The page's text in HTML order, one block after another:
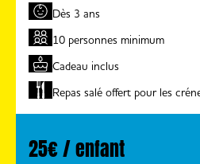
Dès 3 ans
10 personnes minimum
Cadeau inclus
Repas salé offert pour les
25€ / enfant